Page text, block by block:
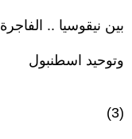
بين نيقوسيا .. الفاجرة
وتوحيد اسطنبول
(3)